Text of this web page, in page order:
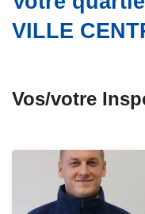
VILLE
Vos/votre